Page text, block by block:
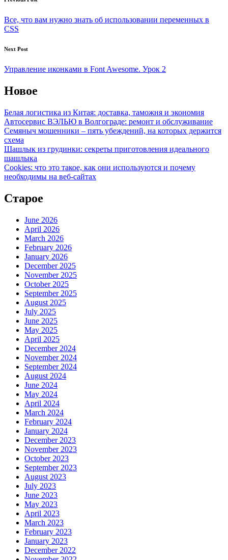
navigation
Все, что вам нужно знать об использовании переменных в
CSS
Next Post
Управление иконками в Font Awesome. Урок 2
Новое
Белая логистика из Китая: доставка, таможня и экономия
Автосервис ВЭЛЬЮ в Волгограде: ремонт и обслуживание
Семяныч мошенники – пять убеждений, на которых держится
схема
Шашлык из грудинки: секреты приготовления идеального
шашлыка
Cookies: что это такое, как они используются и почему
необходимы на веб-сайтах
Старое
June 2026
April 2026
March 2026
February 2026
January 2026
December 2025
November 2025
October 2025
September 2025
August 2025
July 2025
June 2025
May 2025
April 2025
December 2024
November 2024
September 2024
August 2024
June 2024
May 2024
April 2024
March 2024
February 2024
January 2024
December 2023
November 2023
October 2023
September 2023
August 2023
July 2023
June 2023
May 2023
April 2023
March 2023
February 2023
January 2023
December 2022